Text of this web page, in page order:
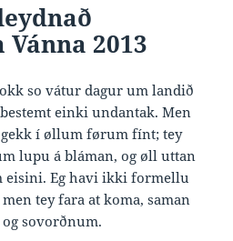
2013
so vátur dagur um landið
einki undantak. Men
í øllum førum fínt; tey
lupu á bláman, og øll uttan
eisini. Eg havi ikki formellu
tey fara at koma, saman
sovorðnum.